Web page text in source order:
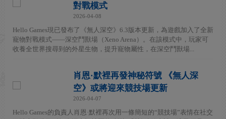
對戰模式
2026-04-08
Hello Games現已發布了《無人深空》6.3版本更新，為遊戲加入了全新
寵物對戰模式——深空鬥獸場（Xeno Arena）。在該模式中，玩家可
收養全世界搜尋到的外星生物，提升寵物屬性，在深空鬥獸場...
肖恩·默裡再發神秘符號 《無人深
空》或將迎來競技場更新
2026-04-07
Hello Games的負責人肖恩·默裡再次用一條簡短的“競技場”表情在社交